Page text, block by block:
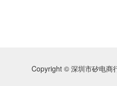
Copyright © 深圳市矽电商